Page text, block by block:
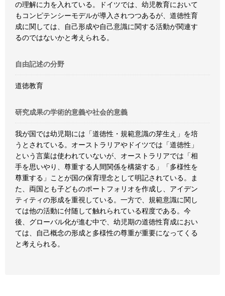
の理解に力を入れている。ドイツでは、幼児教育において
もコンピテンシーモデルが導入されつつあるが、道徳性育
成に関しては、自己形成や自己意識に関する活動が関連す
るのではないかと考えられる。
自由記述の分野
道徳教育
研究成果の学術的意義や社会的意義
我が国では幼児期には「道徳性・規範意識の芽生え」を培
うとされている。オーストラリアやドイツでは「道徳性」
という言葉は使われていないが、オーストラリアでは「相
手を思いやり、尊重する人間関係を構築する」「多様性を
尊重する」ことが国の保育理念として明記されている。ま
た、両国とも子どものポートフォリオを作成し、アイデン
ティティの形成を重視している。一方で、規範意識に関し
ては他の活動に付随して触れられている程度である。今
後、グローバル化が進む中で、幼児期の道徳性育成におい
ては、自己概念の形成と多様性の尊重が重要になってくる
と考えられる。